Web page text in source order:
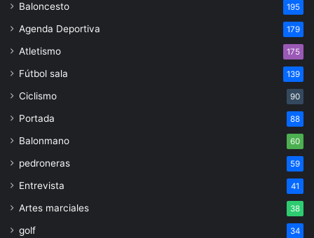
Baloncesto 195
Agenda Deportiva 179
Atletismo 175
Fútbol sala 139
Ciclismo 90
Portada 88
Balonmano 60
pedroneras 59
Entrevista 41
Artes marciales 38
golf 34